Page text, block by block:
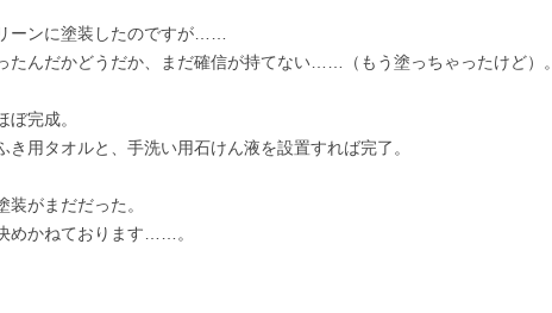
ーンに塗装したのですが……
たんだかどうだか、まだ確信が持てない……（もう塗っちゃったけど）。
ぼ完成。
き用タオルと、手洗い用石けん液を設置すれば完了。
がまだだった。
めかねております……。